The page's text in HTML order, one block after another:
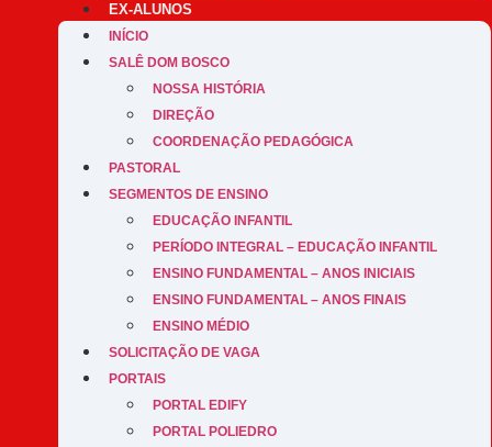
EX-ALUNOS
INÍCIO
SALÊ DOM BOSCO
NOSSA HISTÓRIA
DIREÇÃO
COORDENAÇÃO PEDAGÓGICA
PASTORAL
SEGMENTOS DE ENSINO
EDUCAÇÃO INFANTIL
PERÍODO INTEGRAL – EDUCAÇÃO INFANTIL
ENSINO FUNDAMENTAL – ANOS INICIAIS
ENSINO FUNDAMENTAL – ANOS FINAIS
ENSINO MÉDIO
SOLICITAÇÃO DE VAGA
PORTAIS
PORTAL EDIFY
PORTAL POLIEDRO